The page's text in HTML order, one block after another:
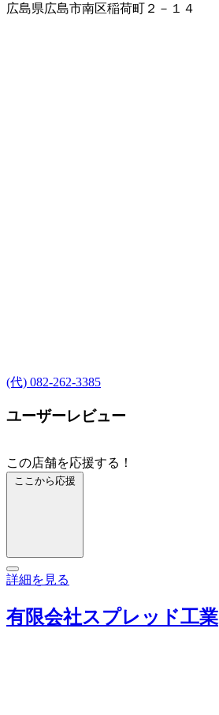
広島県広島市南区稲荷町２－１４
(代) 082-262-3385
ユーザーレビュー
この店舗を応援する！
ここから応援
詳細を見る
有限会社スプレッド工業